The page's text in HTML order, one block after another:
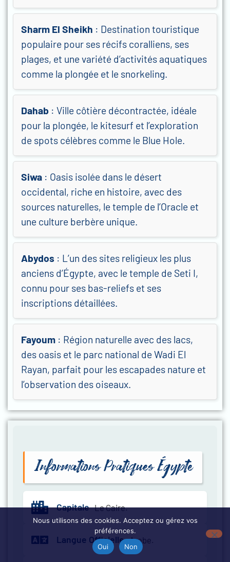
Sharm El Sheikh : Destination touristique
populaire pour ses récifs coralliens, ses
plages, et une variété d’activités aquatiques
comme la plongée et le snorkeling.
Dahab : Ville côtière décontractée, idéale
pour la plongée, le kitesurf et l’exploration
de spots célèbres comme le Blue Hole.
Siwa : Oasis isolée dans le désert
occidental, riche en histoire, avec des
sources naturelles, le temple de l’Oracle et
une culture berbère unique.
Abydos : L’un des sites religieux les plus
anciens d’Égypte, avec le temple de Seti I,
connu pour ses bas-reliefs et ses
inscriptions détaillées.
Fayoum : Région naturelle avec des lacs,
des oasis et le parc national de Wadi El
Rayan, parfait pour les escapades nature et
l’observation des oiseaux.
Informations Pratiques Égypte
Capitale Le Caire.
Langue Officielle Arabe.
Nous utilisons des cookies. Acceptez ou gérez vos
préférences.
Oui
Non